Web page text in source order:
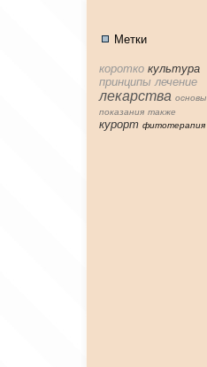
Метки
коpотко культура
принципы лечение
лекарства основы
показания тaкже
куpорт фитотерапия